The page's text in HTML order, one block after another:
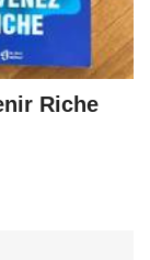
Riche